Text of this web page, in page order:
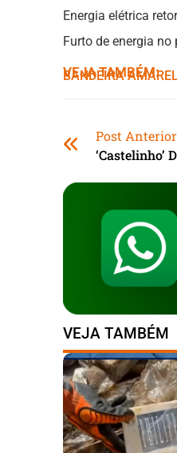
Energia elétrica
Furto de energia
VEJA TAMBÉM:
BANDEIRA
Post Anterior
VEJA TAMBÉM